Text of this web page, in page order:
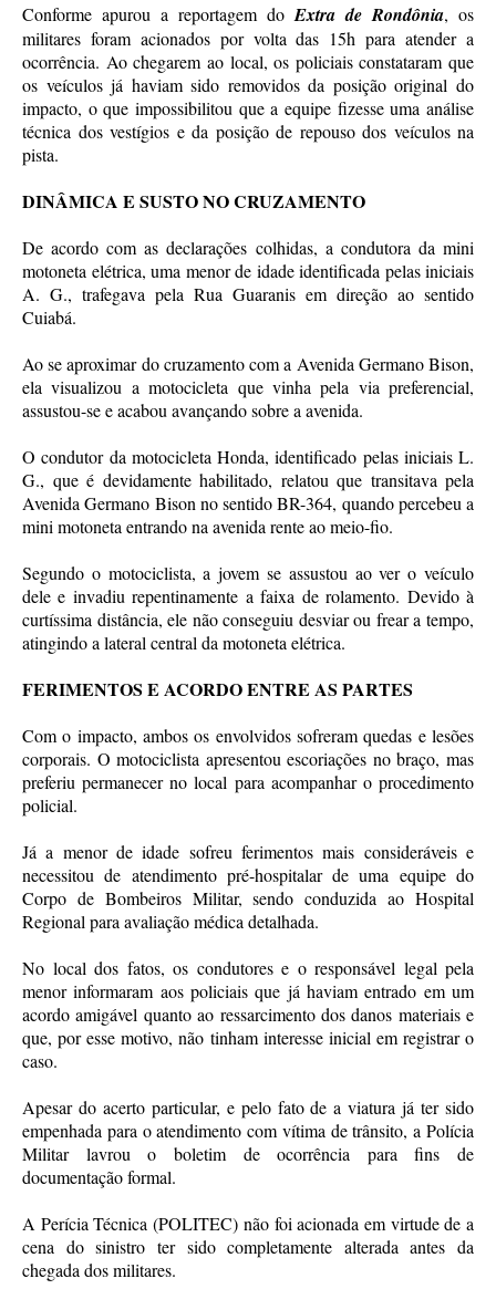
Conforme apurou a reportagem do Extra de Rondônia, os
militares foram acionados por volta das 15h para atender a
ocorrência. Ao chegarem ao local, os policiais constataram que
os veículos já haviam sido removidos da posição original do
impacto, o que impossibilitou que a equipe fizesse uma análise
técnica dos vestígios e da posição de repouso dos veículos na
pista.
DINÂMICA E SUSTO NO CRUZAMENTO
De acordo com as declarações colhidas, a condutora da mini
motoneta elétrica, uma menor de idade identificada pelas iniciais
A. G., trafegava pela Rua Guaranis em direção ao sentido
Cuiabá.
Ao se aproximar do cruzamento com a Avenida Germano Bison,
ela visualizou a motocicleta que vinha pela via preferencial,
assustou-se e acabou avançando sobre a avenida.
O condutor da motocicleta Honda, identificado pelas iniciais L.
G., que é devidamente habilitado, relatou que transitava pela
Avenida Germano Bison no sentido BR-364, quando percebeu a
mini motoneta entrando na avenida rente ao meio-fio.
Segundo o motociclista, a jovem se assustou ao ver o veículo
dele e invadiu repentinamente a faixa de rolamento. Devido à
curtíssima distância, ele não conseguiu desviar ou frear a tempo,
atingindo a lateral central da motoneta elétrica.
FERIMENTOS E ACORDO ENTRE AS PARTES
Com o impacto, ambos os envolvidos sofreram quedas e lesões
corporais. O motociclista apresentou escoriações no braço, mas
preferiu permanecer no local para acompanhar o procedimento
policial.
Já a menor de idade sofreu ferimentos mais consideráveis e
necessitou de atendimento pré-hospitalar de uma equipe do
Corpo de Bombeiros Militar, sendo conduzida ao Hospital
Regional para avaliação médica detalhada.
No local dos fatos, os condutores e o responsável legal pela
menor informaram aos policiais que já haviam entrado em um
acordo amigável quanto ao ressarcimento dos danos materiais e
que, por esse motivo, não tinham interesse inicial em registrar o
caso.
Apesar do acerto particular, e pelo fato de a viatura já ter sido
empenhada para o atendimento com vítima de trânsito, a Polícia
Militar lavrou o boletim de ocorrência para fins de
documentação formal.
A Perícia Técnica (POLITEC) não foi acionada em virtude de a
cena do sinistro ter sido completamente alterada antes da
chegada dos militares.